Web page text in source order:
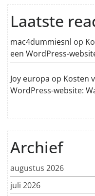
Laatste
mac4dummiesnl op
een WordPress-
Joy europa op Kosten
WordPress-website:
Archief
augustus 2026
juli 2026